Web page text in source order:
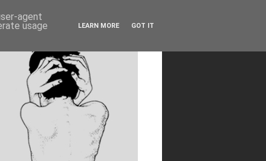
agent
usage LEARN MORE GOT IT